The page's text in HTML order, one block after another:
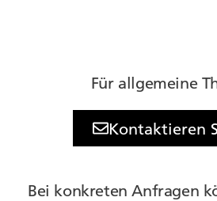
Für allgemeine
Kontaktieren
Bei konkreten Anfragen